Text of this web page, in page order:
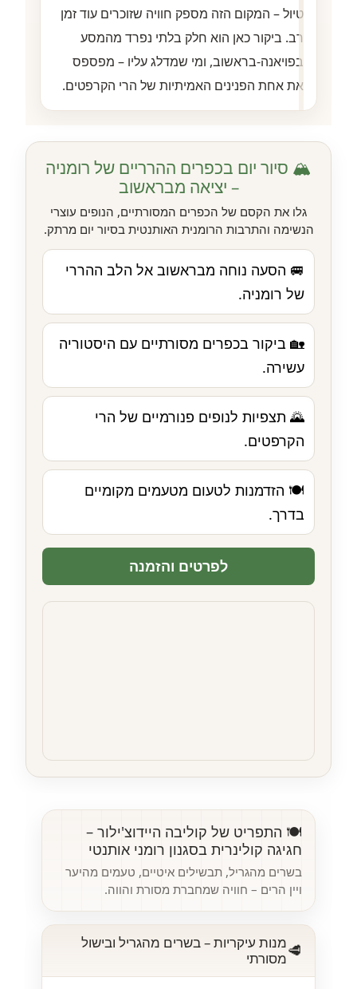
טיול – המקום הזה מספק חוויה שזוכרים עוד זמן
רב. ביקור כאן הוא חלק בלתי נפרד מהמסע
בפויאנה-בראשוב, ומי שמדלג עליו – מפספס
את אחת הפנינים האמיתיות של הרי הקרפטים.
🏔️ סיור יום בכפרים ההרריים של רומניה
– יציאה מבראשוב
גלו את הקסם של הכפרים המסורתיים, הנופים עוצרי
הנשימה והתרבות הרומנית האותנטית בסיור יום מרתק.
🚐 הסעה נוחה מבראשוב אל הלב ההררי
של רומניה.
🏡 ביקור בכפרים מסורתיים עם היסטוריה
עשירה.
🌄 תצפיות לנופים פנורמיים של הרי
הקרפטים.
🍽️ הזדמנות לטעום מטעמים מקומיים
בדרך.
לפרטים והזמנה
🍽️ התפריט של קוליבה היידוצ'ילור –
חגיגה קולינרית בסגנון רומני אותנטי
בשרים מהגריל, תבשילים איטיים, טעמים מהיער
ויין הרים – חוויה שמחברת מסורת והווה.
🥩מנות עיקריות – בשרים מהגריל ובישול
מסורתי